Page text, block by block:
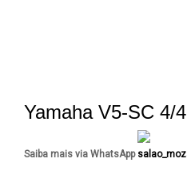
Yamaha V5-SC 4/4
Saiba mais via WhatsApp